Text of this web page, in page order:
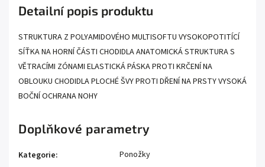
Detailní popis produktu
STRUKTURA Z POLYAMIDOVÉHO MULTISOFTU VYSOKOPOTITÍCÍ
SÍŤKA NA HORNÍ ČÁSTI CHODIDLA ANATOMICKÁ STRUKTURA S
VĚTRACÍMI ZÓNAMI ELASTICKÁ PÁSKA PROTI KRČENÍ NA
OBLOUKU CHODIDLA PLOCHÉ ŠVY PROTI DŘENÍ NA PRSTY VYSOKÁ
BOČNÍ OCHRANA NOHY
Doplňkové parametry
Kategorie:
Ponožky